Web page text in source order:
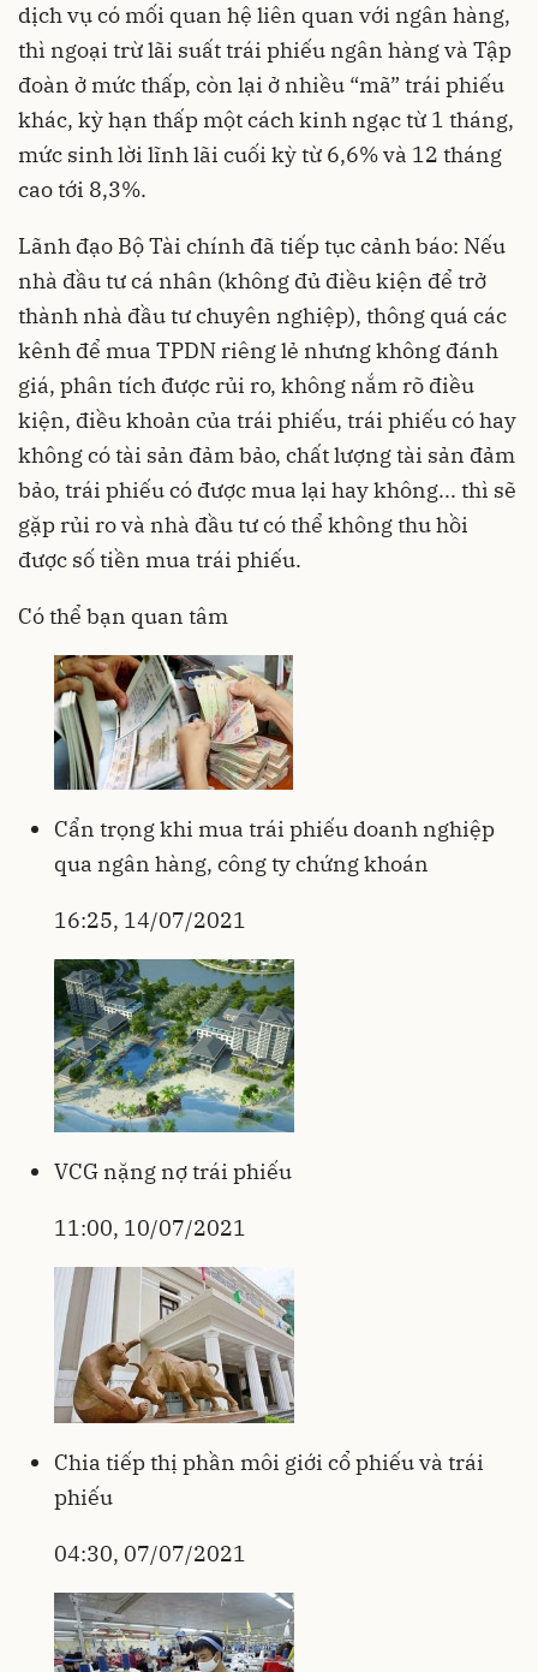
dịch vụ có mối quan hệ liên quan với ngân hàng,
thì ngoại trừ lãi suất trái phiếu ngân hàng và Tập
đoàn ở mức thấp, còn lại ở nhiều “mã” trái phiếu
khác, kỳ hạn thấp một cách kinh ngạc từ 1 tháng,
mức sinh lời lĩnh lãi cuối kỳ từ 6,6% và 12 tháng
cao tới 8,3%.
Lãnh đạo Bộ Tài chính đã tiếp tục cảnh báo: Nếu
nhà đầu tư cá nhân (không đủ điều kiện để trở
thành nhà đầu tư chuyên nghiệp), thông quá các
kênh để mua TPDN riêng lẻ nhưng không đánh
giá, phân tích được rủi ro, không nắm rõ điều
kiện, điều khoản của trái phiếu, trái phiếu có hay
không có tài sản đảm bảo, chất lượng tài sản đảm
bảo, trái phiếu có được mua lại hay không... thì sẽ
gặp rủi ro và nhà đầu tư có thể không thu hồi
được số tiền mua trái phiếu.
Có thể bạn quan tâm
Cẩn trọng khi mua trái phiếu doanh nghiệp
qua ngân hàng, công ty chứng khoán
16:25, 14/07/2021
VCG nặng nợ trái phiếu
11:00, 10/07/2021
Chia tiếp thị phần môi giới cổ phiếu và trái
phiếu
04:30, 07/07/2021